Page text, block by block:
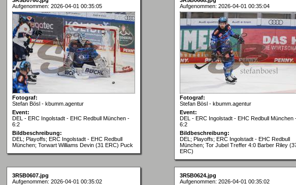
Aufgenommen: 2026-04-01 00:35:05
Fotograf:
Stefan Bösl - kbumm.agentur
Event:
DEL - ERC Ingolstadt - EHC Redbull München -
6:2
Bildbeschreibung:
DEL; Playoffs; ERC Ingolstadt - EHC Redbull
München; Torwart Williams Devin (31 ERC) Puck
Aufgenommen: 2026-04-01 00:35:04
Fotograf:
Stefan Bösl - kbumm.agentur
Event:
DEL - ERC Ingolstadt - EHC Redbull München
6:2
Bildbeschreibung:
DEL; Playoffs; ERC Ingolstadt - EHC Redbull
München; Tor Jubel Treffer 4:0 Barber Riley
ERC)
3R5B0607.jpg
Aufgenommen: 2026-04-01 00:35:02
3R5B0624.jpg
Aufgenommen: 2026-04-01 00:35:02